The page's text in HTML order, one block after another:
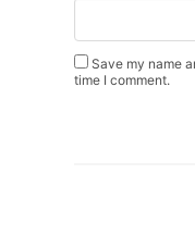
Save my name
time I comment.